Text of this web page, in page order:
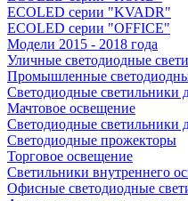
ECOLED серии "KVADR"
ECOLED серии "OFFICE"
Модели 2015 - 2018 года
Уличные светодиодные
Промышленные
Светодиодные светильники
Мачтовое освещение
Светодиодные
Светодиодные прожекторы
Торговое освещение
Светильники внутреннего
Офисные светодиодные